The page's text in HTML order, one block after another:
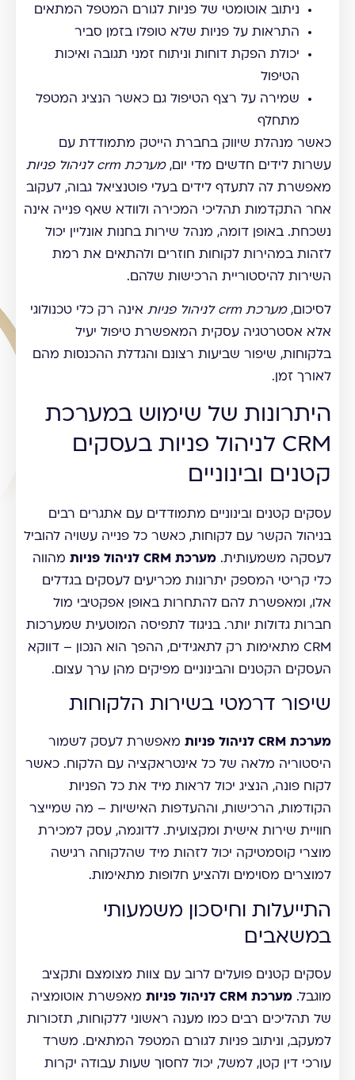
ניתוב אוטומטי של פניות לגורם המטפל המתאים
התראות על פניות שלא טופלו בזמן סביר
יכולת הפקת דוחות וניתוח זמני תגובה ואיכות
הטיפול
שמירה על רצף הטיפול גם כאשר הנציג המטפל
מתחלף
כאשר מנהלת שיווק בחברת הייטק מתמודדת עם
עשרות לידים חדשים מדי יום,מערכת crm לניהול פניות
מאפשרת לה לתעדף לידים בעלי פוטנציאל גבוה, לעקוב
אחר התקדמות תהליכי המכירה ולוודא שאף פנייה אינה
נשכחת. באופן דומה, מנהל שירות בחנות אונליין יכול
לזהות במהירות לקוחות חוזרים ולהתאים את רמת
השירות להיסטוריית הרכישות שלהם.
לסיכום,מערכת crm לניהול פניות
אינה רק כלי טכנולוגי
אלא אסטרטגיה עסקית המאפשרת טיפול יעיל
בלקוחות, שיפור שביעות רצונם והגדלת ההכנסות מהם
לאורך זמן.
היתרונות של שימוש במערכת
CRM לניהול פניות בעסקים
קטנים ובינוניים
עסקים קטנים ובינוניים מתמודדים עם אתגרים רבים
בניהול הקשר עם לקוחות, כאשר כל פנייה עשויה להוביל
לעסקה משמעותית. מערכת CRM לניהול פניות
מהווה
כלי קריטי המספק יתרונות מכריעים לעסקים בגדלים
אלו, ומאפשרת להם להתחרות באופן אפקטיבי מול
חברות גדולות יותר. בניגוד לתפיסה המוטעית שמערכות
CRM מתאימות רק לתאגידים, ההפך הוא הנכון – דווקא
העסקים הקטנים והבינוניים מפיקים מהן ערך עצום.
שיפור דרמטי בשירות הלקוחות
מערכת CRM לניהול פניות
מאפשרת לעסק לשמור
היסטוריה מלאה של כל אינטראקציה עם הלקוח. כאשר
לקוח פונה, הנציג יכול לראות מיד את כל הפניות
הקודמות, הרכישות, וההעדפות האישיות – מה שמייצר
חוויית שירות אישית ומקצועית. לדוגמה, עסק למכירת
מוצרי קוסמטיקה יכול לזהות מיד שהלקוחה רגישה
למוצרים מסוימים ולהציע חלופות מתאימות.
התייעלות וחיסכון משמעותי
במשאבים
עסקים קטנים פועלים לרוב עם צוות מצומצם ותקציב
מוגבל. מערכת CRM לניהול פניות
מאפשרת אוטומציה
של תהליכים רבים כמו מענה ראשוני ללקוחות, תזכורות
למעקב, וניתוב פניות לגורם המטפל המתאים. משרד
עורכי דין קטן, למשל, יכול לחסוך שעות עבודה יקרות